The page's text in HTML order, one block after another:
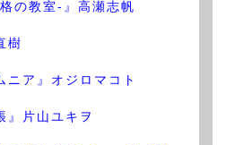
の教室-』高瀬志帆
樹
ニア』オジロマコト
』片山ユキヲ